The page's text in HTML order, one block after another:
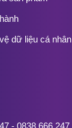
dữ liệu cá nhân